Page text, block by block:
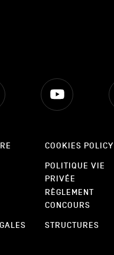
Instagram
COOKIES POLICY
POLITIQUE VIE
PRIVÉE
RÈGLEMENT
CONCOURS
STRUCTURES